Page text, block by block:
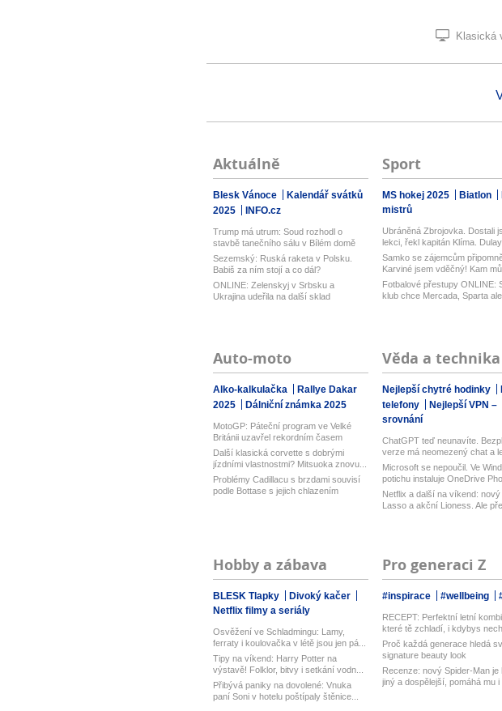
Klasická
Aktuálně
Blesk Vánoce
Kalendář svátků
2025
INFO.cz
Trump má utrum: Soud rozhodl o
stavbě tanečního sálu v Bílém domě
Sezemský: Ruská raketa v Polsku.
Babiš za ním stojí a co dál?
ONLINE: Zelenskyj v Srbsku a
Ukrajina udeřila na další sklad
Sport
MS hokej 2025 Biatlon
mistrů
Ubráněná Zbrojovka. Dostali
lekci, řekl kapitán Klíma. Dulay
Samko se zájemcům
Karviné jsem vděčný! Kam
odejí...
Fotbalové přestupy ONLINE:
klub chce Mercada, Sparta ale
Auto-moto
Alko-kalkulačka
Rallye Dakar
2025
Dálniční známka 2025
MotoGP: Páteční program ve Velké
Británii uzavřel rekordním časem
Bezz...
Další klasická corvette s dobrými
jízdními vlastnostmi? Mitsuoka znovu...
Problémy Cadillacu s brzdami souvisí
podle Bottase s jejich chlazením
Věda a technika
Nejlepší chytré hodinky
telefony
Nejlepší VPN –
srovnání
ChatGPT teď neunavíte.
verze má neomezený chat a
model...
Microsoft se nepoučil. Ve
potichu instaluje OneDrive
Netflix a další na víkend: nový
Lasso a akční Lioness. Ale
Hobby a zábava
BLESK Tlapky
Divoký kačer
Netflix filmy a seriály
Osvěžení ve Schladmingu: Lamy,
ferraty i koulovačka v létě jsou jen pá...
Tipy na víkend: Harry Potter na
výstavě! Folklor, bitvy i setkání vodn...
Přibývá paniky na dovolené: Vnuka
paní Soni v hotelu poštípaly štěnice...
Pro generaci Z
#inspirace #wellbeing
RECEPT: Perfektní letní
které tě zchladí, i kdybys
Proč každá generace hledá
signature beauty look
Recenze: nový Spider-Man je
jiný a dospělejší, pomáhá mu i